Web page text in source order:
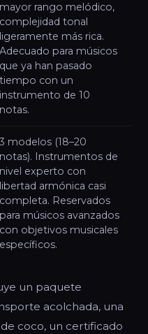
mayor rango melódico,
complejidad tonal
ligeramente más rica.
Adecuado para músicos
que ya han pasado
tiempo con un
instrumento de 10
notas.
3 modelos (18–20
notas). Instrumentos de
nivel experto con
libertad armónica casi
completa. Reservados
para músicos avanzados
con objetivos musicales
específicos.
un paquete
acolchada, una
coco, un certificado